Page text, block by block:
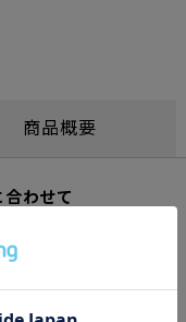
商品概要
わせて
ありデザイナーでも
されました。アイ
け、1930年代には、
れました。ゼブラの